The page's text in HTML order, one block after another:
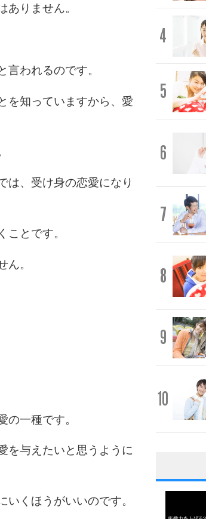
りません。
われるのです。
を知っていますから、愛
は、受け身の恋愛になり
とです。
ん。
の一種です。
を与えたいと思うように
くほうがいいのです。
4
5
6
7
8
9
10
1